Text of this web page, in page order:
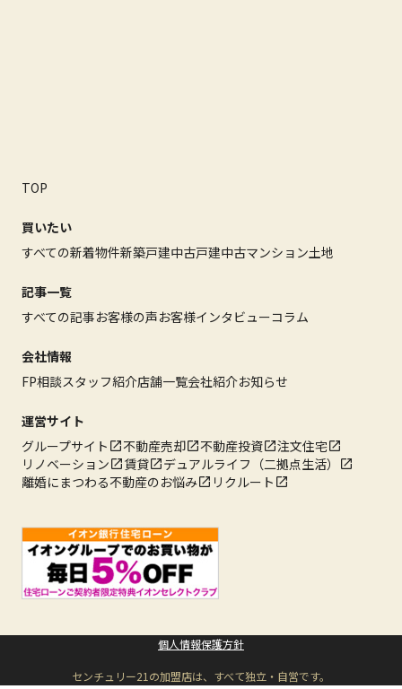
TOP
買いたい
すべての新着物件新築戸建中古戸建中古マンション土地
記事一覧
すべての記事お客様の声お客様インタビューコラム
会社情報
FP相談スタッフ紹介店舗一覧会社紹介お知らせ
運営サイト
グループサイト
不動産売却 不動産投資
注文住宅
リノベーション
賃貸
デュアルライフ（二拠点生活）
離婚にまつわる不動産のお悩み
リクルート
個人情報保護方針
センチュリー21の加盟店は、すべて独立・自営です。